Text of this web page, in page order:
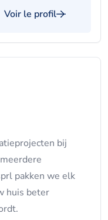
Voir le profil
bij
pakken we elk
huis beter